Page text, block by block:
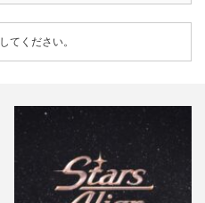
してください。